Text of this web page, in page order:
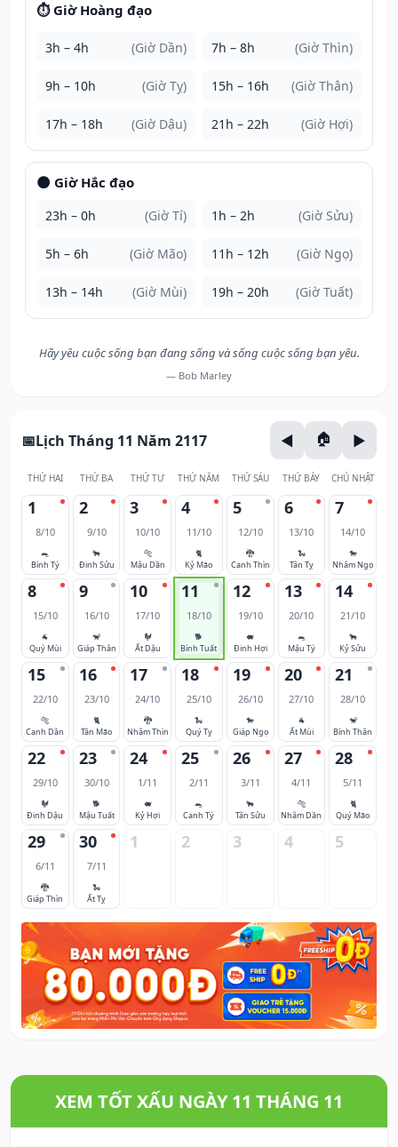
⏱️ Giờ Hoàng đạo
3h – 4h (Giờ Dần) 7h – 8h (Giờ Thìn)
9h – 10h (Giờ Tỵ) 15h – 16h (Giờ Thân)
17h – 18h (Giờ Dậu) 21h – 22h (Giờ Hợi)
🌑 Giờ Hắc đạo
23h – 0h (Giờ Tí) 1h – 2h (Giờ Sửu)
5h – 6h (Giờ Mão) 11h – 12h (Giờ Ngọ)
13h – 14h (Giờ Mùi) 19h – 20h (Giờ Tuất)
Hãy yêu cuộc sống bạn đang sống và sống cuộc sống bạn yêu.
— Bob Marley
Lịch Tháng 11 Năm 2117
THỨ HAI THỨ BA THỨ TƯ THỨ NĂM THỨ SÁU THỨ BẢY CHỦ NHẬT
1
8/10
🐀
Bính Tý
2
9/10
🐂
Đinh Sửu
3
10/10
🐅
Mậu Dần
4
11/10
🐈
Kỷ Mão
5
12/10
🐉
Canh Thìn
6
13/10
🐍
Tân Tỵ
7
14/10
🐎
Nhâm Ngọ
8
15/10
🐐
Quý Mùi
9
16/10
🐒
Giáp Thân
10
17/10
🐓
Ất Dậu
11
18/10
🐕
Bính Tuất
12
19/10
🐖
Đinh Hợi
13
20/10
🐀
Mậu Tý
14
21/10
🐂
Kỷ Sửu
15
22/10
🐅
Canh Dần
16
23/10
🐈
Tân Mão
17
24/10
🐉
Nhâm Thìn
18
25/10
🐍
Quý Tỵ
19
26/10
🐎
Giáp Ngọ
20
27/10
🐐
Ất Mùi
21
28/10
🐒
Bính Thân
22
29/10
🐓
Đinh Dậu
23
30/10
🐕
Mậu Tuất
24
1/11
🐖
Kỷ Hợi
25
2/11
🐀
Canh Tý
26
3/11
🐂
Tân Sửu
27
4/11
🐅
Nhâm Dần
28
5/11
🐈
Quý Mão
29
6/11
🐉
Giáp Thìn
30
7/11
🐍
Ất Tỵ
1 2 3 4 5
XEM TỐT XẤU NGÀY 11 THÁNG 11